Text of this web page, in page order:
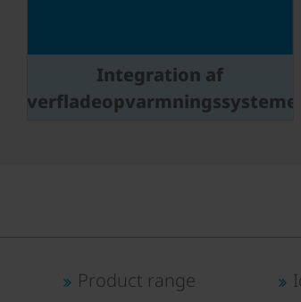
Integration af
overfladeopvarmningssystemer
Product range